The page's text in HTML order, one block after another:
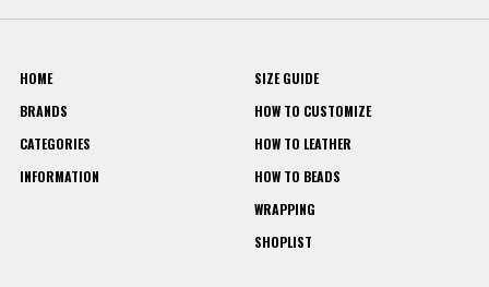
HOME
BRANDS
CATEGORIES
INFORMATION
SIZE GUIDE
HOW TO CUSTOMIZE
HOW TO LEATHER
HOW TO BEADS
WRAPPING
SHOPLIST